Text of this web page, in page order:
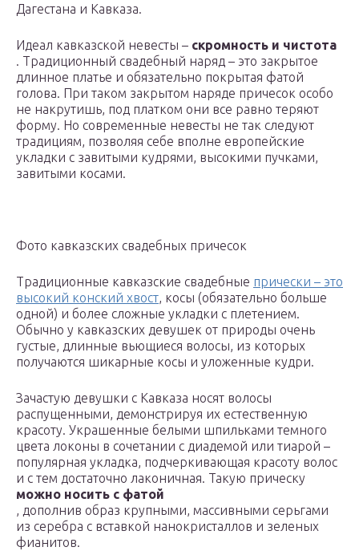
Дагестана и Кавказа.
Идеал кавказской невесты – скромность и чистота
. Традиционный свадебный наряд – это закрытое
длинное платье и обязательно покрытая фатой
голова. При таком закрытом наряде причесок особо
не накрутишь, под платком они все равно теряют
форму. Но современные невесты не так следуют
традициям, позволяя себе вполне европейские
укладки с завитыми кудрями, высокими пучками,
завитыми косами.
Фото кавказских свадебных причесок
Традиционные кавказские свадебные прически – это
высокий конский хвост, косы (обязательно больше
одной) и более сложные укладки с плетением.
Обычно у кавказских девушек от природы очень
густые, длинные вьющиеся волосы, из которых
получаются шикарные косы и уложенные кудри.
Зачастую девушки с Кавказа носят волосы
распущенными, демонстрируя их естественную
красоту. Украшенные белыми шпильками темного
цвета локоны в сочетании с диадемой или тиарой –
популярная укладка, подчеркивающая красоту волос
и с тем достаточно лаконичная. Такую прическу
можно носить с фатой
, дополнив образ крупными, массивными серьгами
из серебра с вставкой нанокристаллов и зеленых
фианитов.